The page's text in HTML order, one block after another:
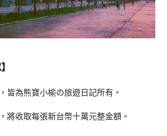
皆為熊寶小榆の旅遊日記所有。
將收取每張新台幣十萬元整金額。